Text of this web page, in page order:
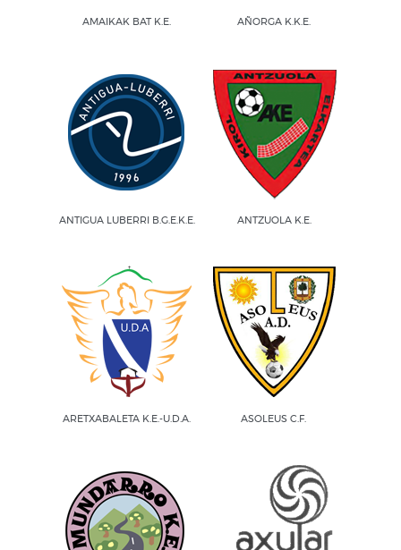
AMAIKAK BAT K.E. AÑORGA K.K.E.
ANTIGUA LUBERRI B.G.E.K.E. ANTZUOLA K.E.
ARETXABALETA K.E.-U.D.A. ASOLEUS C.F.